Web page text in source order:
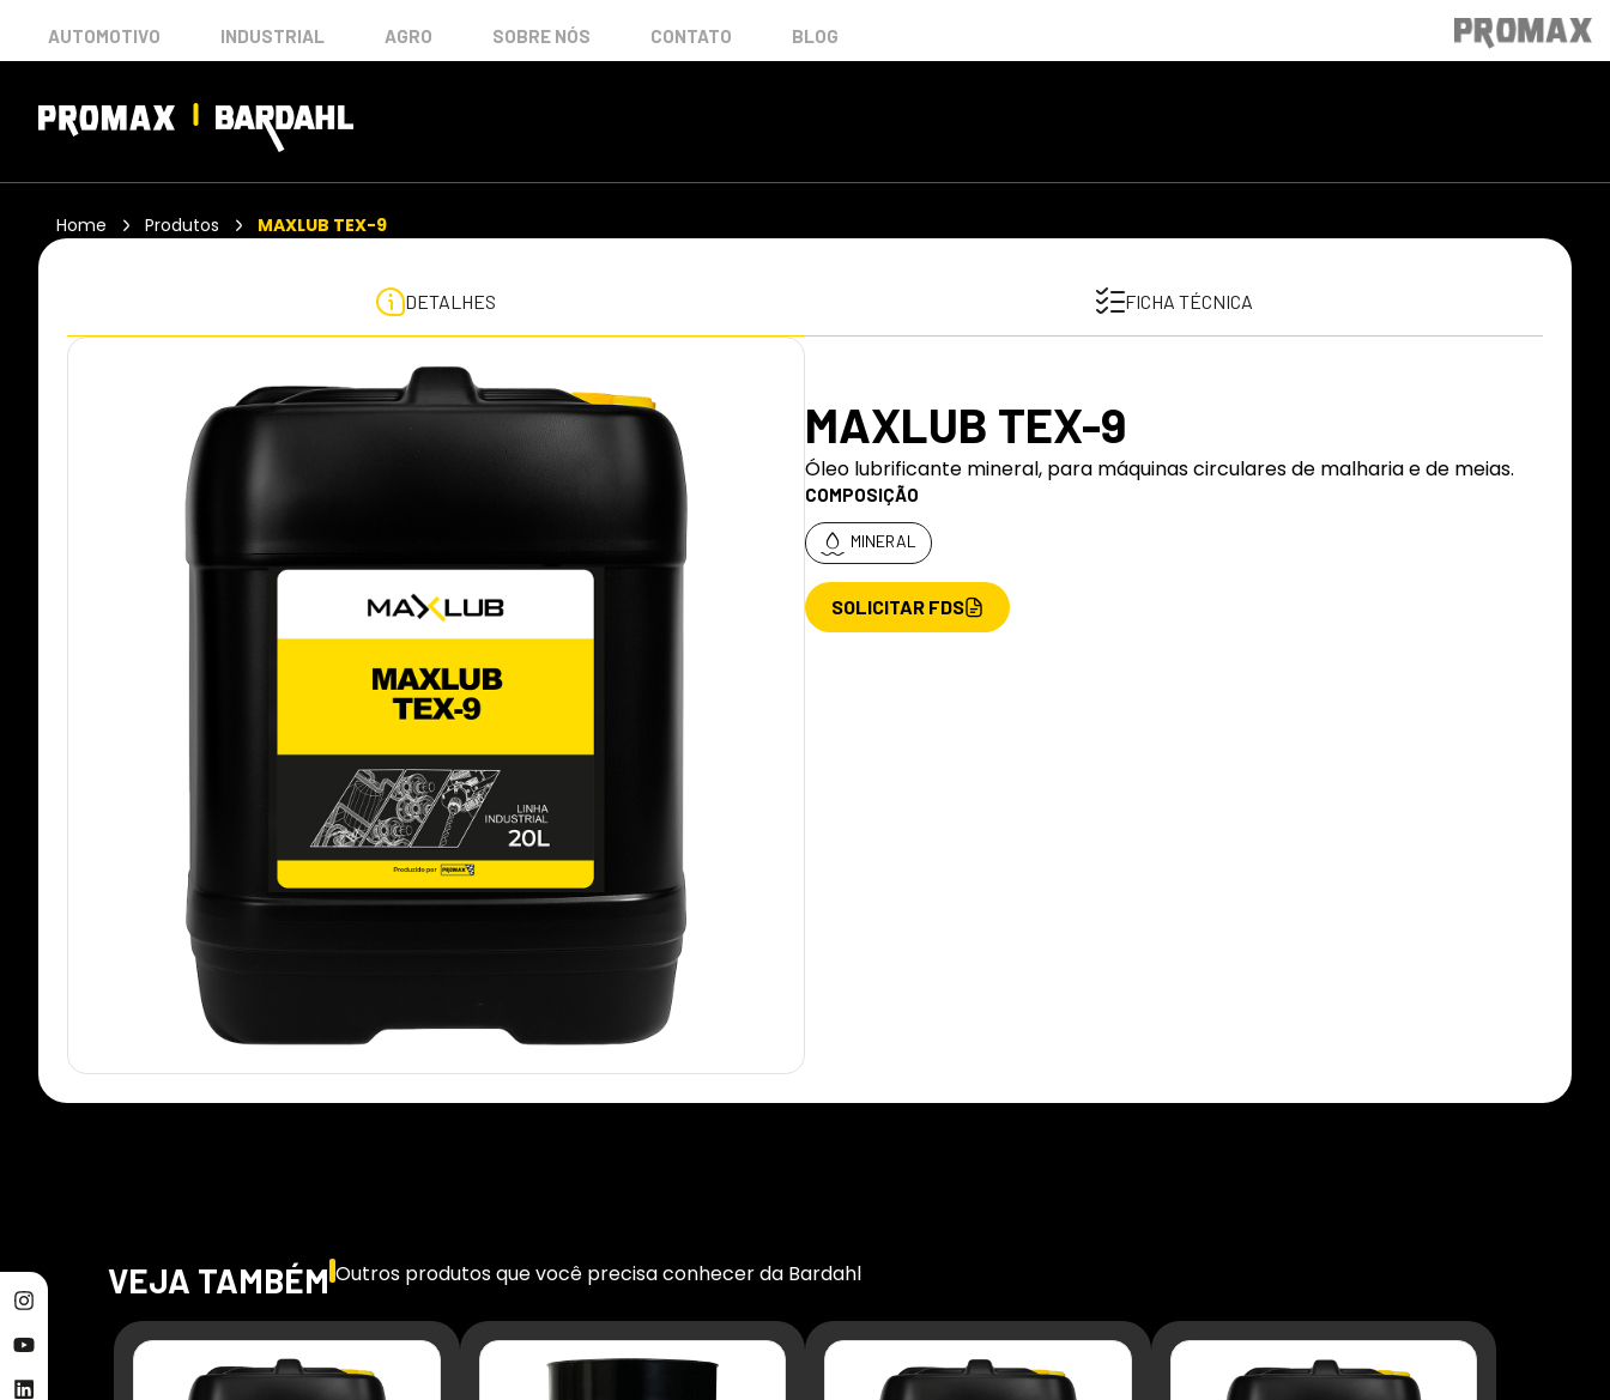
AUTOMOTIVO INDUSTRIAL AGRO SOBRE NÓS CONTATO BLOG
Home Produtos MAXLUB TEX-9
DETALHES FICHA TÉCNICA
MAXLUB TEX-9
Óleo lubrificante mineral, para máquinas circulares de malharia e de meias.
COMPOSIÇÃO
MINERAL
SOLICITAR FDS
VEJA TAMBÉM Outros produtos que você precisa conhecer da Bardahl